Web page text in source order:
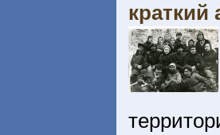
краткий